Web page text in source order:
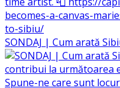
SONDAJ | Cum arată